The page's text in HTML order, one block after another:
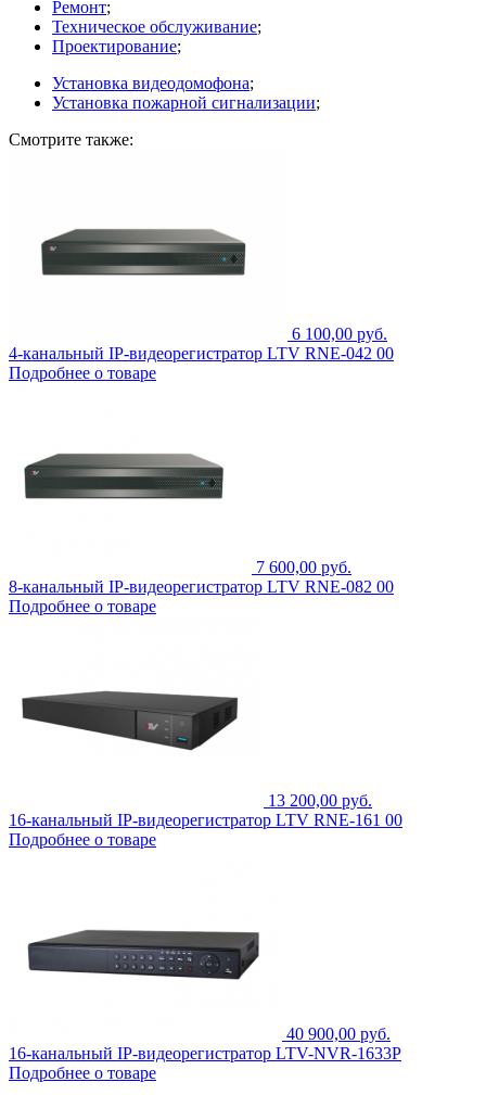
Ремонт;
Техническое обслуживание;
Проектирование;
Установка видеодомофона;
Установка пожарной сигнализации;
Смотрите также:
6 100,00 руб.
4-канальный IP-видеорегистратор LTV RNE-042 00
Подробнее о товаре
7 600,00 руб.
8-канальный IP-видеорегистратор LTV RNE-082 00
Подробнее о товаре
13 200,00 руб.
16-канальный IP-видеорегистратор LTV RNE-161 00
Подробнее о товаре
40 900,00 руб.
16-канальный IP-видеорегистратор LTV-NVR-1633P
Подробнее о товаре